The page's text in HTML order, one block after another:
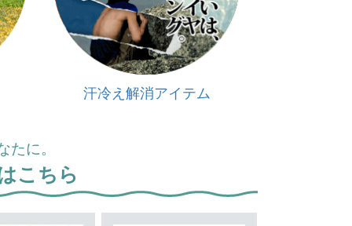
汗冷え解消アイテム
たに。
こちら